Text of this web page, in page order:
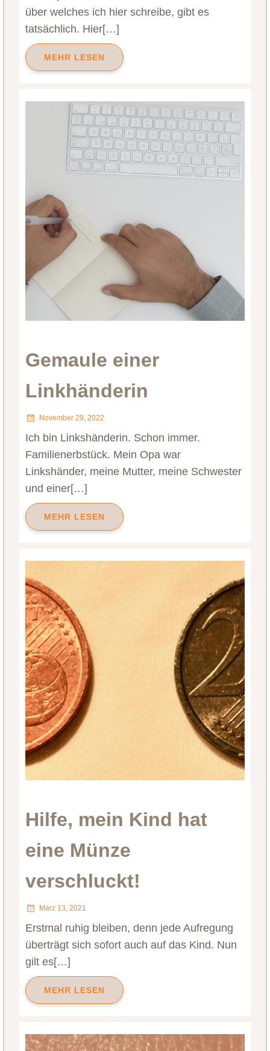
über welches ich hier schreibe, gibt es
tatsächlich. Hier[…]
MEHR LESEN
Gemaule einer
Linkhänderin
November 29, 2022
Ich bin Linkshänderin. Schon immer.
Familienerbstück. Mein Opa war
Linkshänder, meine Mutter, meine Schwester
und einer[…]
MEHR LESEN
Hilfe, mein Kind hat
eine Münze
verschluckt!
März 13, 2021
Erstmal ruhig bleiben, denn jede Aufregung
überträgt sich sofort auch auf das Kind. Nun
gilt es[…]
MEHR LESEN